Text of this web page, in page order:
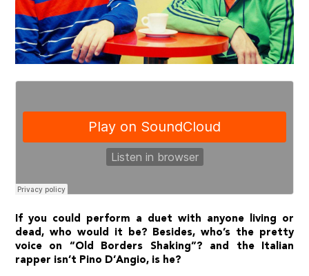
If you could perform a duet with anyone living or
dead, who would it be? Besides, who’s the pretty
voice on “Old Borders Shaking”? and the Italian
rapper isn’t Pino D’Angio, is he?